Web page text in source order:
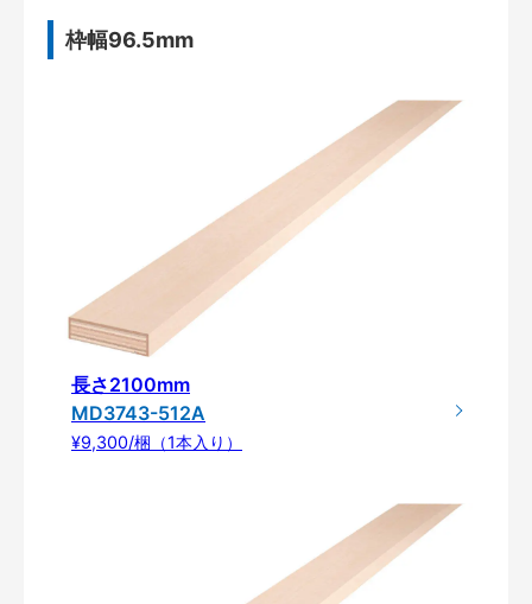
枠幅96.5mm
長さ2100mm
MD3743-512A
¥9,300/梱（1本入り）